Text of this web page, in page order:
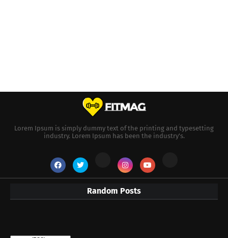
Lorem Ipsum is simply dummy text of the printing and typesetting
industry. Lorem Ipsum has been the industry's.
Random Posts